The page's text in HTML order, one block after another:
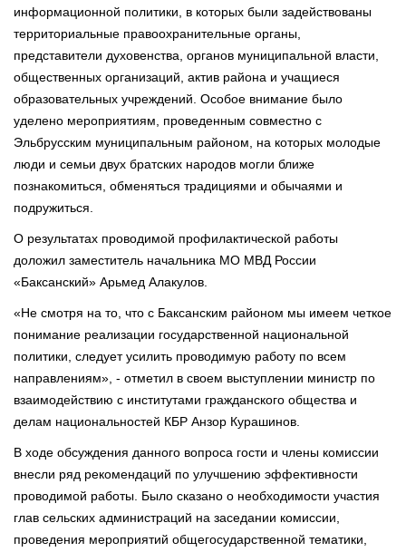
информационной политики, в которых были задействованы
территориальные правоохранительные органы,
представители духовенства, органов муниципальной власти,
общественных организаций, актив района и учащиеся
образовательных учреждений. Особое внимание было
уделено мероприятиям, проведенным совместно с
Эльбрусским муниципальным районом, на которых молодые
люди и семьи двух братских народов могли ближе
познакомиться, обменяться традициями и обычаями и
подружиться.
О результатах проводимой профилактической работы
доложил заместитель начальника МО МВД России
«Баксанский» Арьмед Алакулов.
«Не смотря на то, что с Баксанским районом мы имеем четкое
понимание реализации государственной национальной
политики, следует усилить проводимую работу по всем
направлениям», - отметил в своем выступлении министр по
взаимодействию с институтами гражданского общества и
делам национальностей КБР Анзор Курашинов.
В ходе обсуждения данного вопроса гости и члены комиссии
внесли ряд рекомендаций по улучшению эффективности
проводимой работы. Было сказано о необходимости участия
глав сельских администраций на заседании комиссии,
проведения мероприятий общегосударственной тематики,